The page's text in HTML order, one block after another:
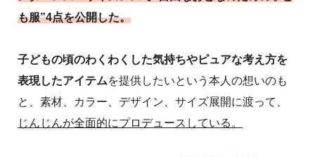
も服”4点を公開した。
子どもの頃のわくわくした気持ちやピュアな考え方を
表現したアイテムを提供したいという本人の想いのも
と、素材、カラー、デザイン、サイズ展開に渡って、
じんじんが全面的にプロデュースしている。